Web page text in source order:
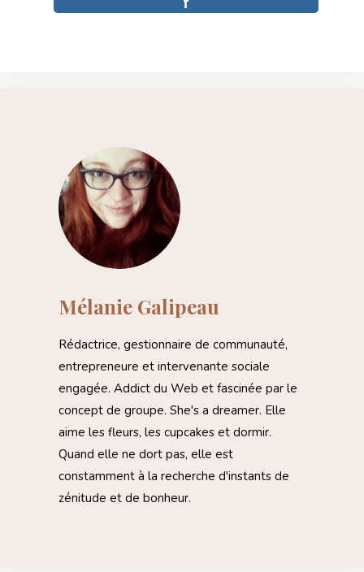
Mélanie Galipeau
Rédactrice, gestionnaire de communauté,
entrepreneure et intervenante sociale
engagée. Addict du Web et fascinée par le
concept de groupe. She's a dreamer. Elle
aime les fleurs, les cupcakes et dormir.
Quand elle ne dort pas, elle est
constamment à la recherche d'instants de
zénitude et de bonheur.